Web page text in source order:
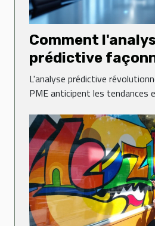
Comment
prédictive
des PME ?
L'analyse prédictive
PME anticipent les tendances